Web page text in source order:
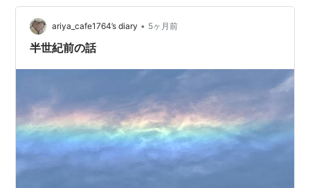
ったので名犬たちの面倒を任せて、奥さま（ヒヨコ）と
産直市場へ野菜を買いに行きました。しこたま野菜を買
い込んで帰って来ました。今日は他にはどこにも寄ら
ariya_cafe1764’s diary • 5ヶ月前
半世紀前の話